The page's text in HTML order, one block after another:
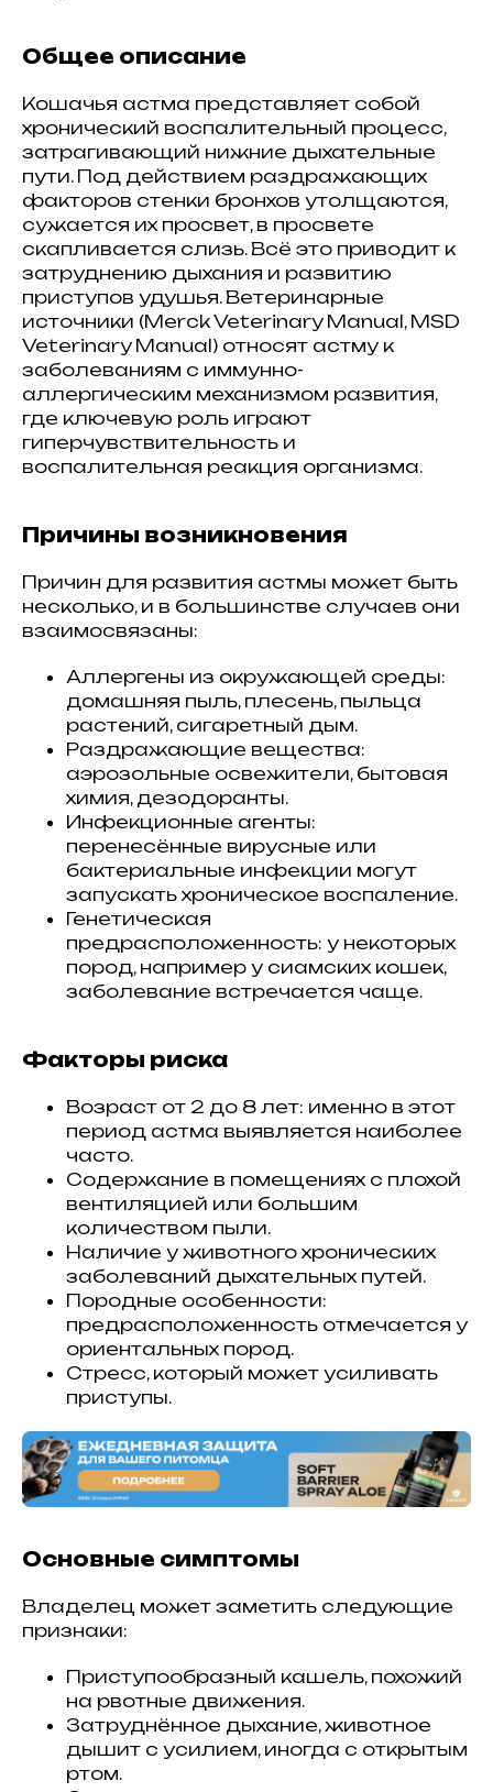
Общее описание
Кошачья астма представляет собой
хронический воспалительный процесс,
затрагивающий нижние дыхательные
пути. Под действием раздражающих
факторов стенки бронхов утолщаются,
сужается их просвет, в просвете
скапливается слизь. Всё это приводит к
затруднению дыхания и развитию
приступов удушья. Ветеринарные
источники (Merck Veterinary Manual, MSD
Veterinary Manual) относят астму к
заболеваниям с иммунно-
аллергическим механизмом развития,
где ключевую роль играют
гиперчувствительность и
воспалительная реакция организма.
Причины возникновения
Причин для развития астмы может быть
несколько, и в большинстве случаев они
взаимосвязаны:
Аллергены из окружающей среды:
домашняя пыль, плесень, пыльца
растений, сигаретный дым.
Раздражающие вещества:
аэрозольные освежители, бытовая
химия, дезодоранты.
Инфекционные агенты:
перенесённые вирусные или
бактериальные инфекции могут
запускать хроническое воспаление.
Генетическая
предрасположенность: у некоторых
пород, например у сиамских кошек,
заболевание встречается чаще.
Факторы риска
Возраст от 2 до 8 лет: именно в этот
период астма выявляется наиболее
часто.
Содержание в помещениях с плохой
вентиляцией или большим
количеством пыли.
Наличие у животного хронических
заболеваний дыхательных путей.
Породные особенности:
предрасположенность отмечается у
ориентальных пород.
Стресс, который может усиливать
приступы.
Основные симптомы
Владелец может заметить следующие
признаки:
Приступообразный кашель, похожий
на рвотные движения.
Затруднённое дыхание, животное
дышит с усилием, иногда с открытым
ртом.